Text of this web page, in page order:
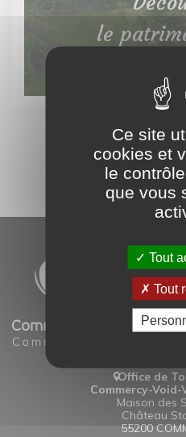
le
Office de
Commercy-
Maison des
Château
55200
Ce site
cookies et
le
que vous
Tout
Tout